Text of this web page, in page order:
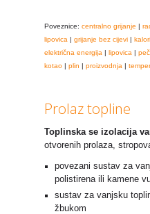
Poveznice: centralno grijanje |
lipovica | grijanje bez cijevi |
električna energija | lipovica |
kotao | plin | proizvodnja |
Prolaz topline
Toplinska se izolacija
otvorenih prolaza,
povezani sustav za
polistirena ili kamene
sustav za vanjsku
žbukom